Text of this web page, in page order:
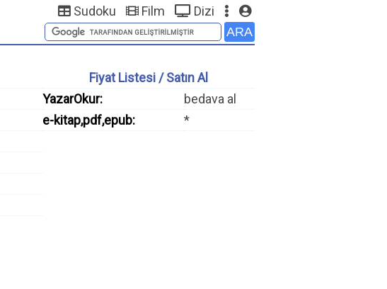
Sudoku Film Dizi
Fiyat Listesi / Satın Al
YazarOkur:
bedava al
e-kitap,pdf,epub:
*